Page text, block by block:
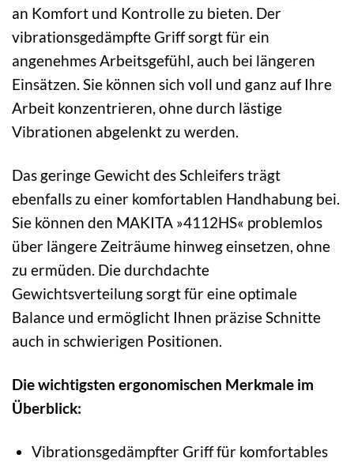
an Komfort und Kontrolle zu bieten. Der
vibrationsgedämpfte Griff sorgt für ein
angenehmes Arbeitsgefühl, auch bei längeren
Einsätzen. Sie können sich voll und ganz auf Ihre
Arbeit konzentrieren, ohne durch lästige
Vibrationen abgelenkt zu werden.
Das geringe Gewicht des Schleifers trägt
ebenfalls zu einer komfortablen Handhabung bei.
Sie können den MAKITA »4112HS« problemlos
über längere Zeiträume hinweg einsetzen, ohne
zu ermüden. Die durchdachte
Gewichtsverteilung sorgt für eine optimale
Balance und ermöglicht Ihnen präzise Schnitte
auch in schwierigen Positionen.
Die wichtigsten ergonomischen Merkmale im
Überblick:
Vibrationsgedämpfter Griff für komfortables